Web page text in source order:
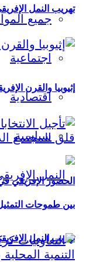
جميع
اجتماعية
اقتصادية
سياسية
تهريب النمل
تهريب النمل
إثيوبيا والقرن
الحضور الإفريقي
بين طموحات